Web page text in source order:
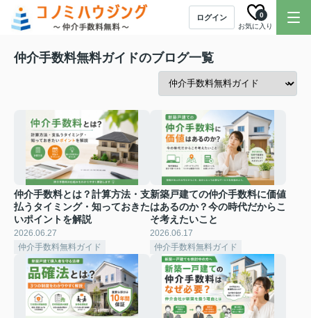
ログイン
お気に入り
0
仲介手数料無料ガイドのブログ一覧
仲介手数料とは？計算方法・支
払うタイミング・知っておきた
いポイントを解説
2026.06.27
仲介手数料無料ガイド
新築戸建ての仲介手数料に価値
はあるのか？今の時代だからこ
そ考えたいこと
2026.06.17
仲介手数料無料ガイド